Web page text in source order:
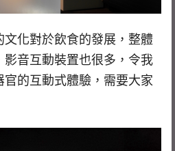
化對於飲食的發展，整體
影音互動裝置也很多，令我
的互動式體驗，需要大家